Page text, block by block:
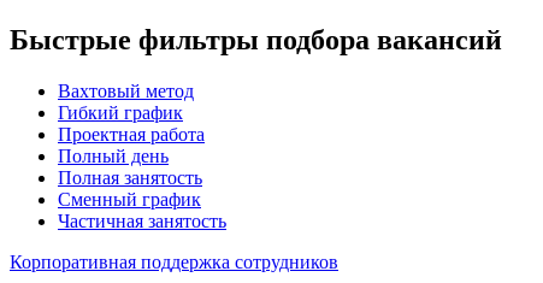
Быстрые фильтры подбора вакансий
Вахтовый метод
Гибкий график
Проектная работа
Полный день
Полная занятость
Сменный график
Частичная занятость
Корпоративная поддержка сотрудников